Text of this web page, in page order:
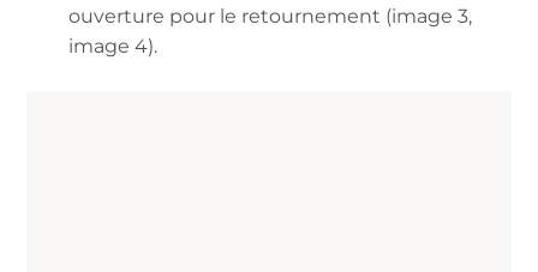
ouverture pour le retournement (image 3,
image 4).